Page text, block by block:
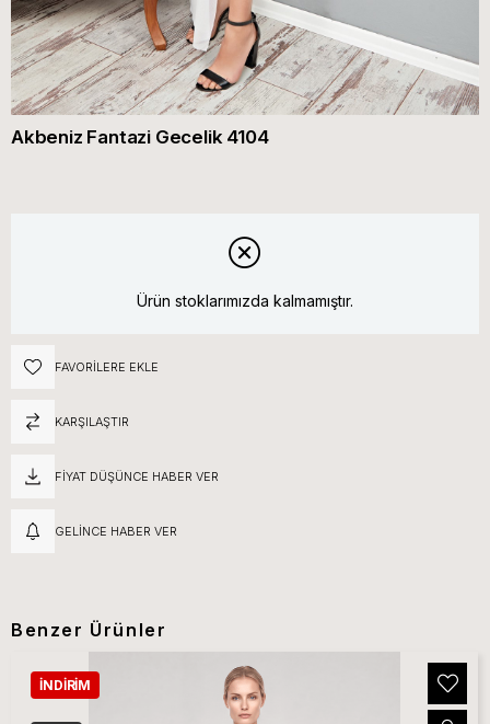
Akbeniz Fantazi Gecelik 4104
Ürün stoklarımızda kalmamıştır.
FAVORILERE EKLE
KARŞILAŞTIR
FIYAT DÜŞÜNCE HABER VER
GELINCE HABER VER
Benzer Ürünler
İNDIRIM